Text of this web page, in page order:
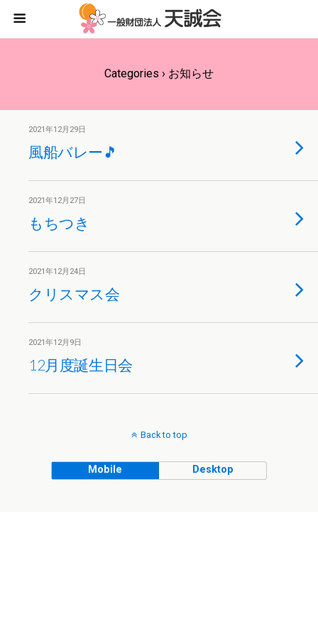
Categories › お知らせ
2021年12月29日
風船バレー🎵
2021年12月27日
もちつき
2021年12月24日
クリスマス会
2021年12月9日
12月度誕生日会
Back to top
Mobile Desktop